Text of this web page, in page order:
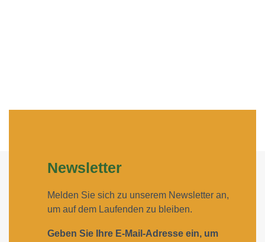
Newsletter
Melden Sie sich zu unserem Newsletter an,
um auf dem Laufenden zu bleiben.
Geben Sie Ihre E-Mail-Adresse ein, um